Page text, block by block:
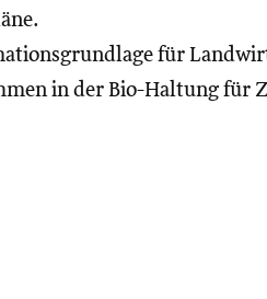
für
in der Bio-Haltung für